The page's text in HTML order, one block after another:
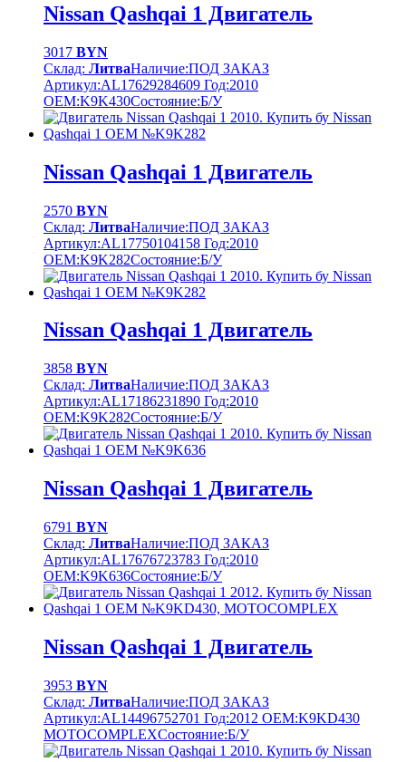
Nissan Qashqai 1 Двигатель
3017 BYN
Склад: ЛитваНаличие:ПОД ЗАКАЗ
Артикул:AL17629284609 Год:2010
OEM:K9K430Cостояние:Б/У
Nissan Qashqai 1 Двигатель
2570 BYN
Склад: ЛитваНаличие:ПОД ЗАКАЗ
Артикул:AL17750104158 Год:2010
OEM:K9K282Cостояние:Б/У
Nissan Qashqai 1 Двигатель
3858 BYN
Склад: ЛитваНаличие:ПОД ЗАКАЗ
Артикул:AL17186231890 Год:2010
OEM:K9K282Cостояние:Б/У
Nissan Qashqai 1 Двигатель
6791 BYN
Склад: ЛитваНаличие:ПОД ЗАКАЗ
Артикул:AL17676723783 Год:2010
OEM:K9K636Cостояние:Б/У
Nissan Qashqai 1 Двигатель
3953 BYN
Склад: ЛитваНаличие:ПОД ЗАКАЗ
Артикул:AL14496752701 Год:2012 OEM:K9KD430
MOTOCOMPLEXCостояние:Б/У